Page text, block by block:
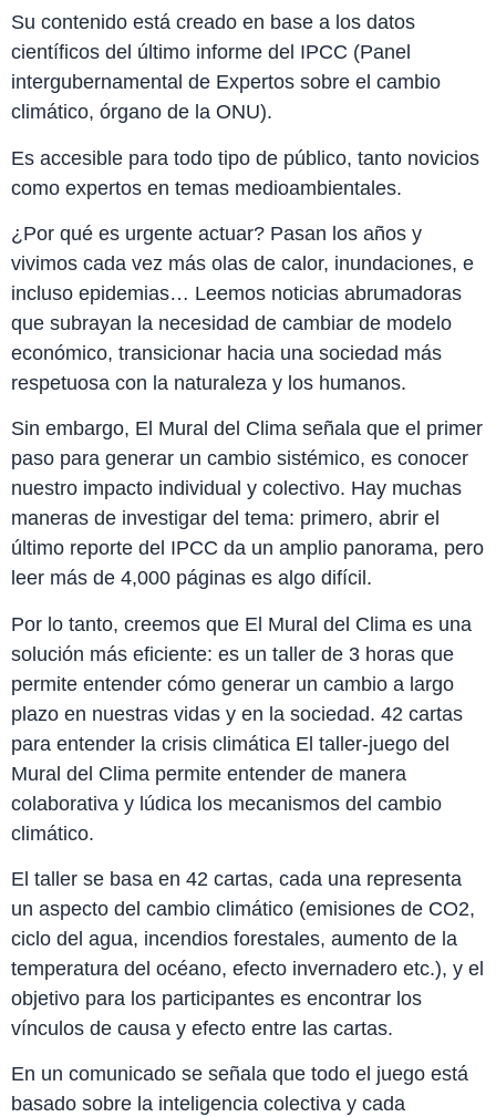
Su contenido está creado en base a los datos
científicos del último informe del IPCC (Panel
intergubernamental de Expertos sobre el cambio
climático, órgano de la ONU).
Es accesible para todo tipo de público, tanto novicios
como expertos en temas medioambientales.
¿Por qué es urgente actuar? Pasan los años y
vivimos cada vez más olas de calor, inundaciones, e
incluso epidemias… Leemos noticias abrumadoras
que subrayan la necesidad de cambiar de modelo
económico, transicionar hacia una sociedad más
respetuosa con la naturaleza y los humanos.
Sin embargo, El Mural del Clima señala que el primer
paso para generar un cambio sistémico, es conocer
nuestro impacto individual y colectivo. Hay muchas
maneras de investigar del tema: primero, abrir el
último reporte del IPCC da un amplio panorama, pero
leer más de 4,000 páginas es algo difícil.
Por lo tanto, creemos que El Mural del Clima es una
solución más eficiente: es un taller de 3 horas que
permite entender cómo generar un cambio a largo
plazo en nuestras vidas y en la sociedad. 42 cartas
para entender la crisis climática El taller-juego del
Mural del Clima permite entender de manera
colaborativa y lúdica los mecanismos del cambio
climático.
El taller se basa en 42 cartas, cada una representa
un aspecto del cambio climático (emisiones de CO2,
ciclo del agua, incendios forestales, aumento de la
temperatura del océano, efecto invernadero etc.), y el
objetivo para los participantes es encontrar los
vínculos de causa y efecto entre las cartas.
En un comunicado se señala que todo el juego está
basado sobre la inteligencia colectiva y cada